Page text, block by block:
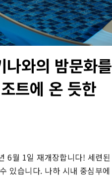
와의 밤문화를
트에 온 듯한
6월 1일 재개장합니다! 세련된
있습니다. 나하 시내 중심부에